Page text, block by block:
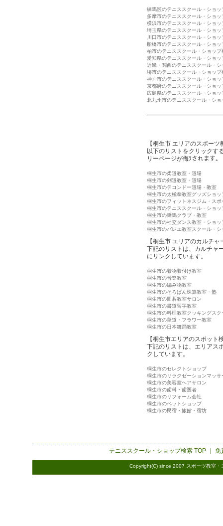
練馬区のテニススクール・ショッ
多摩市のテニススクール・ショッ
横浜市のテニススクール・ショッ
埼玉県のテニススクール・ショッ
川口市のテニススクール・ショッ
船橋市のテニススクール・ショッ
柏市のテニススクール・ショップ
愛知県のテニススクール・ショッ
近畿・関西のテニススクール・シ
堺市のテニススクール・ショップ
神戸市のテニススクール・ショッ
京都府のテニススクール・ショッ
広島県のテニススクール・ショッ
北九州市のテニススクール・ショ
【桐生市 エリアのスポー
以下のリストをクリックす
リーページが侮ｦされます。
桐生市の柔道教室・道場
桐生市の剣道教室・道場
桐生市のテコンドー道場・教室
桐生市の太極拳教室グッズショッ
桐生市のフィットネスジム・スポ
桐生市のテニススクール・ショッ
桐生市の乗馬クラブ・教室
桐生市の社交ダンス教室・ショッ
桐生市のバレエ教室スクール・シ
【桐生市 エリアのカルチ
下記のリストは、カルチャ
にリンクしています。
桐生市の着物着付け教室
桐生市の音楽教室
桐生市の編み物教室
桐生市のそろばん珠算教室・塾
桐生市の囲碁教室サロン
桐生市の書道習字教室
桐生市の料理教室クッキングスク
桐生市の華道・フラワー教室
桐生市の日本舞踊教室
【桐生市エリアのスポット
下記のリストは、エリアス
クしています。
桐生市のセレクトショップ
桐生市のリラクゼーションマッサ
桐生市の美容室ヘアサロン
桐生市の歯科・歯医者
桐生市のリフォーム会社
桐生市のペットショップ
桐生市の民宿・旅館・宿坊
テニススクール・ショップ検索TOP ｜ 免
Copyright(C) since 2007 スポーツ教室・